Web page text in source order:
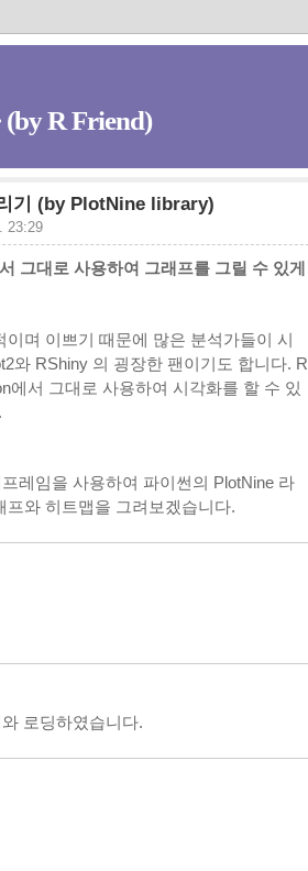
R Friend)
기 (by PlotNine library)
23:29
그대로 사용하여 그래프를 그릴 수 있게
며 이쁘기 때문에 많은 분석가들이 시
와 RShiny 의 굉장한 팬이기도 합니다. R
에서 그대로 사용하여 시각화를 할 수 있
레임을 사용하여 파이썬의 PlotNine 라
프와 히트맵을 그려보겠습니다.
로딩하였습니다.